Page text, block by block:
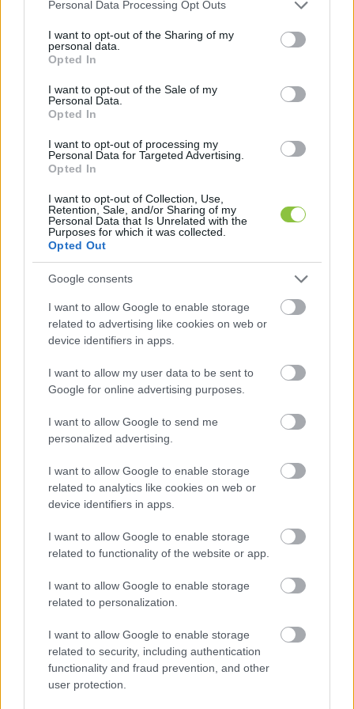
not limited to your visit or usage behaviour. You may click to
grant or deny consent to Google and its third-party tags to
use your data for below specified purposes in below Google
consent section.
Personal Data Processing Opt Outs
I want to opt-out of the Sharing of my
personal data.
Opted In
I want to opt-out of the Sale of my
Personal Data.
Opted In
I want to opt-out of processing my
Personal Data for Targeted Advertising.
Opted In
I want to opt-out of Collection, Use,
Retention, Sale, and/or Sharing of my
Personal Data that Is Unrelated with the
Purposes for which it was collected.
Opted Out
Google consents
I want to allow Google to enable storage
related to advertising like cookies on web or
device identifiers in apps.
I want to allow my user data to be sent to
Google for online advertising purposes.
I want to allow Google to send me
personalized advertising.
I want to allow Google to enable storage
related to analytics like cookies on web or
device identifiers in apps.
I want to allow Google to enable storage
related to functionality of the website or app.
I want to allow Google to enable storage
related to personalization.
I want to allow Google to enable storage
related to security, including authentication
functionality and fraud prevention, and other
user protection.
büntetőjogi aktus, de a társadalmi igazságérzet
helyreállítása is. Szerinte az a pár ezer család,
akik az elmúlt 14 év alatt milliárdos vagyont
halmoztak fel felelősök a jelenlegi helyzetért.
„Itt ezer, kétezer, vagy maximum háromezer
emberről vagy családról van szó. Ővelük lesz
elszámolni valója az igazságszolgáltatásnak, velük
lesz elszámolni valónk a vagyon tekintetében” –
mondta a Tisza elnöke.
Hatalmas számnak tűnik ez a több ezer ember
Magyarországon, aki gyanús, a korrupciót vagy a
törvénytelenséget felvető módon vált
Blochamps pénzügyi tanácsadó cég 2023-as
olyan ember volt csupán, aki egymilliárd forintos
vagyonnal bírt. Persze ez a szám legális,
nincsenek benne családtagok külföldi
sógornők szingapúri bankszámlái.
Magyar Péter az EU-támogatások kapcsán
sokszor elmondja, hogy rengeteg a visszaélés,
túlárazás és lopás. Arra is utal, hova vándorolnak